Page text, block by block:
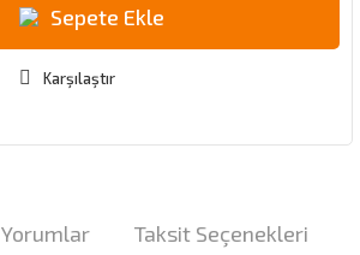
Sepete Ekle
Karşılaştır
Yorumlar Taksit Seçenekleri